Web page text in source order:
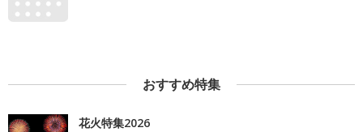
おすすめ特集
花火特集2026